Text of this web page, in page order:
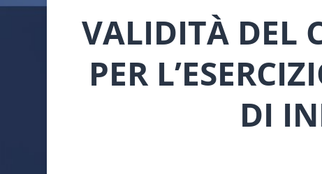
VALIDITÀ DEL
PER
DI